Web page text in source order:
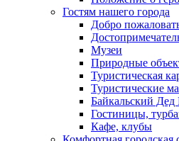
Гостям нашего города
Добро
Музеи
Природные
Туристическая
Туристические
Байкальский Дед
Гостиницы,
Кафе, клубы